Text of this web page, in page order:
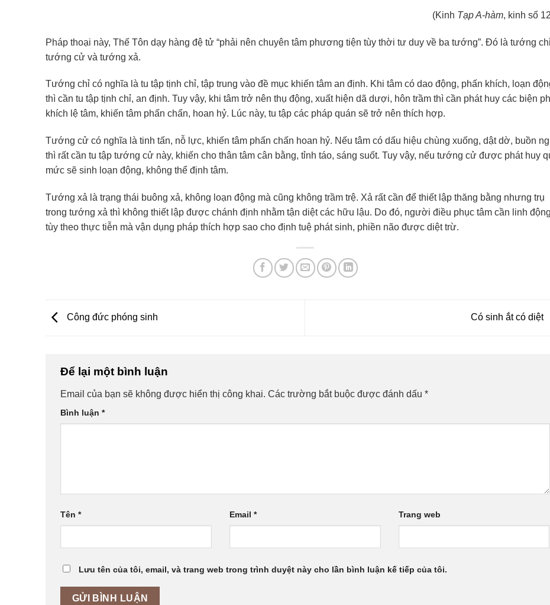
(Kinh Tạp A-hàm, kinh số
Pháp thoại này, Thế Tôn dạy hàng đệ tử “phải nên chuyên tâm phương tiện tùy thời tư duy về ba tướng”. Đó là tướng
tướng cử và tướng xả.
Tướng chỉ có nghĩa là tu tập tịnh chỉ, tập trung vào đề mục khiến tâm an định. Khi tâm có dao động, phấn khích, loạn
thì cần tu tập tịnh chỉ, an định. Tuy vậy, khi tâm trở nên thụ động, xuất hiện dã dượi, hôn trầm thì cần phát huy các biện
khích lệ tâm, khiến tâm phấn chấn, hoan hỷ. Lúc này, tu tập các pháp quán sẽ trở nên thích hợp.
Tướng cử có nghĩa là tinh tấn, nỗ lực, khiến tâm phấn chấn hoan hỷ. Nếu tâm có dấu hiệu chùng xuống, dật dờ, buồn
thì rất cần tu tập tướng cử này, khiến cho thân tâm cân bằng, tỉnh táo, sáng suốt. Tuy vậy, nếu tướng cử được phát huy
mức sẽ sinh loạn động, không thể định tâm.
Tướng xả là trạng thái buông xả, không loạn động mà cũng không trầm trệ. Xả rất cần để thiết lập thăng bằng nhưng trụ
trong tướng xả thì không thiết lập được chánh định nhằm tận diệt các hữu lậu. Do đó, người điều phục tâm cần linh
tùy theo thực tiễn mà vận dụng pháp thích hợp sao cho định tuệ phát sinh, phiền não được diệt trừ.
Công đức phóng sinh Có sinh ắt có diệt
Để lại một bình luận
Email của bạn sẽ không được hiển thị công khai. Các trường bắt buộc được đánh dấu *
Bình luận *
Tên * Email * Trang web
Lưu tên của tôi, email, và trang web trong trình duyệt này cho lần bình luận kế tiếp của tôi.